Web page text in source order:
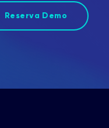
Reserva Demo